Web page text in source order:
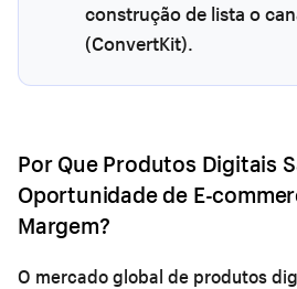
construção de lista o
(ConvertKit).
Por Que Produtos Digitais
Oportunidade de E-
Margem?
O mercado global de produtos